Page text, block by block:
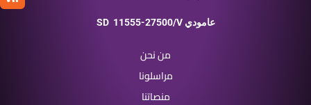
SD 11555-27500/V عامودي
من نحن
مراسلونا
منصاتنا